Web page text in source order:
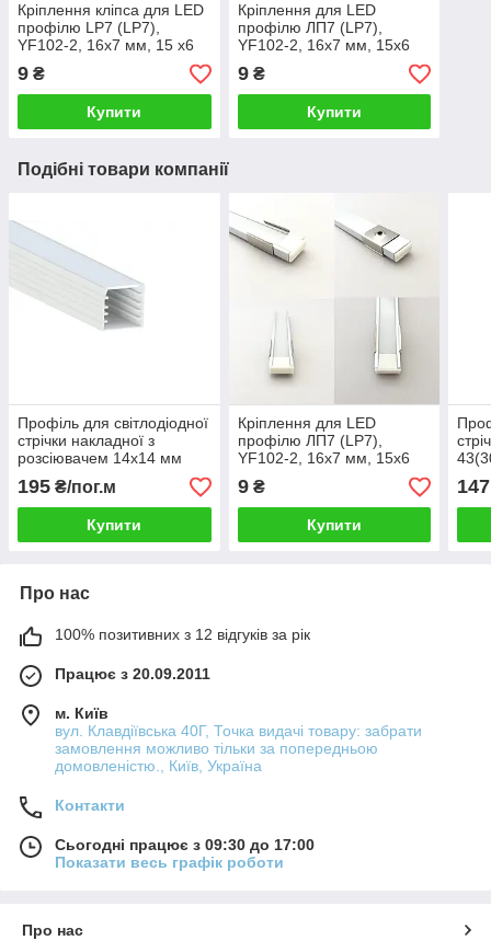
Кріплення кліпса для LED
профілю LP7 (LP7),
YF102-2, 16x7 мм, 15 x6
мм
9 ₴
Купити
Кріплення для LED
профілю ЛП7 (LP7),
YF102-2, 16х7 мм, 15х6
мм (кліпса)
9₴
Купити
Подібні товари компанії
Профіль для світлодіодної
стрічки накладної з
розсіювачем 14х14 мм
195 ₴/пог.м
Купити
Кріплення для LED
профілю ЛП7 (LP7),
YF102-2, 16х7 мм, 15х6
9₴
Купити
147
Про нас
100% позитивних з 12 відгуків за рік
Працює з 20.09.2011
м. Київ
вул. Клавдіївська 40Г, Точка видачі товару: забрати
замовлення можливо тільки за попередньою
домовленістю., Київ, Україна
Контакти
Сьогодні працює з 09:30 до 17:00
Показати весь графік роботи
Про нас